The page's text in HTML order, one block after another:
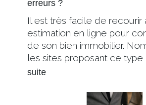
erreurs ?
Il est très facile de recourir
estimation en ligne pour
de son bien immobilier.
les sites proposant ce type
suite